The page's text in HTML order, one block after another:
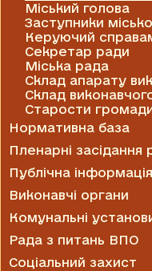
Міський голова
Заступники
Керуючий
Секретар ради
Міська рада
Склад апарату
Склад
Старости
Нормативна база
Пленарні засідання
Публічна інформація
Виконавчі органи
Комунальні
Рада з питань ВПО
Соціальний захист